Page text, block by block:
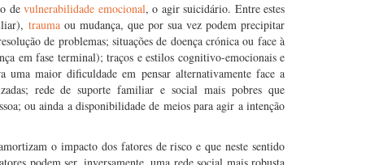
devulnerabilidade emocional, o agir suicidário. Entre estes
traumaou mudança, que por sua vez podem precipitar
de problemas; situações de doença crónica ou face à
em fase terminal); traços e estilos cognitivo-emocionais e
uma maior dificuldade em pensar alternativamente face a
rede de suporte familiar e social mais pobres que
ou ainda a disponibilidade de meios para agir a intenção
o impacto dos fatores de risco e que neste sentido